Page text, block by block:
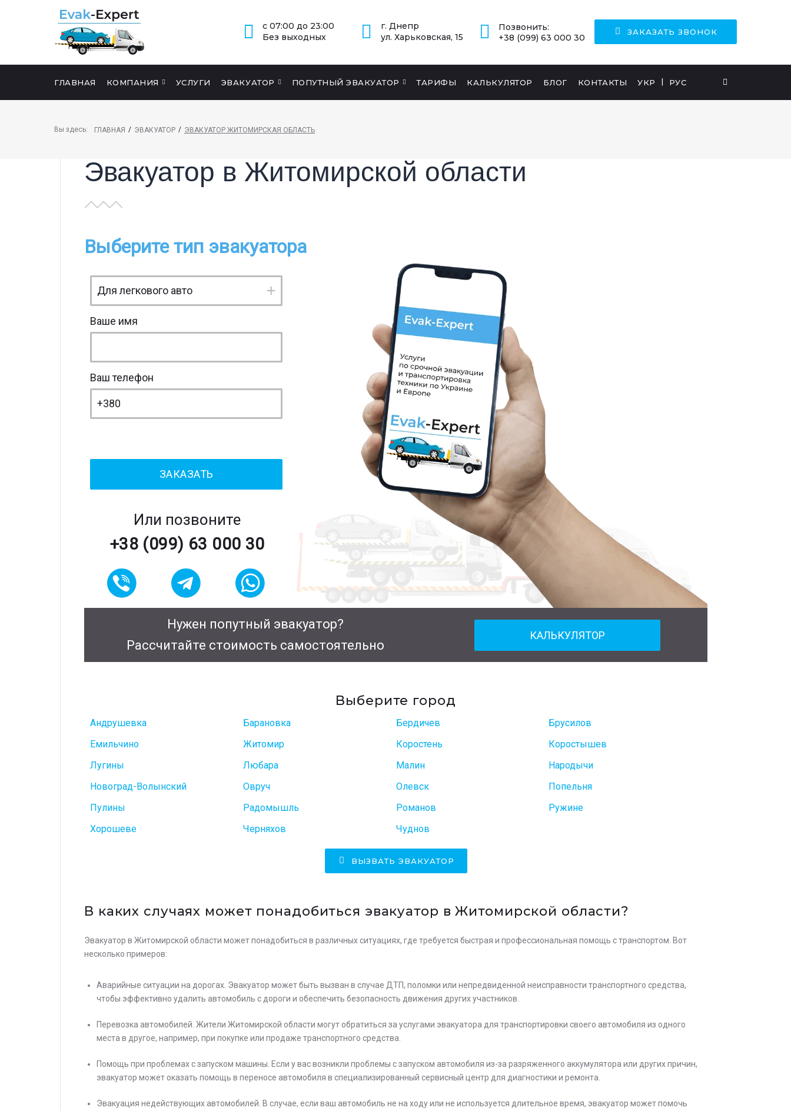
с 07:00 до 23:00
Без выходных
г. Днепр
ул. Харьковская, 15
Позвонить:
+38 (099) 63 000 30
ЗАКАЗАТЬ ЗВОНОК
ГЛАВНАЯ КОМПАНИЯ УСЛУГИ ЭВАКУАТОР ПОПУТНЫЙ ЭВАКУАТОР ТАРИФЫ КАЛЬКУЛЯТОР БЛОГ КОНТАКТЫ УКР РУС
Вы здесь: ГЛАВНАЯ / ЭВАКУАТОР / ЭВАКУАТОР ЖИТОМИРСКАЯ ОБЛАСТЬ
Эвакуатор в Житомирской области
Выберите тип эвакуатора
Ваше имя
Ваш телефон
Или позвоните
+38 (099) 63 000 30
Нужен попутный эвакуатор?
Рассчитайте стоимость самостоятельно
КАЛЬКУЛЯТОР
Выберите город
Андрушевка Барановка Бердичев
Брусилов
Емильчино
Житомир Коростень
Коростышев
Лугины
Любара Малин
Народычи
Новоград-Волынский
Овруч Олевск
Попельня
Пулины
Радомышль Романов
Ружине
Хорошеве
Черняхов Чуднов
ВЫЗВАТЬ ЭВАКУАТОР
В каких случаях может понадобиться эвакуатор в Житомирской области?
Эвакуатор в Житомирской области может понадобиться в различных ситуациях, где требуется быстрая и профессиональная помощь с транспортом. Вот
несколько примеров:
Аварийные ситуации на дорогах. Эвакуатор может быть вызван в случае ДТП, поломки или непредвиденной неисправности транспортного средства,
чтобы эффективно удалить автомобиль с дороги и обеспечить безопасность движения других участников.
Перевозка автомобилей. Жители Житомирской области могут обратиться за услугами эвакуатора для транспортировки своего автомобиля из одного
места в другое, например, при покупке или продаже транспортного средства.
Помощь при проблемах с запуском машины. Если у вас возникли проблемы с запуском автомобиля из-за разряженного аккумулятора или других причин,
эвакуатор может оказать помощь в переносе автомобиля в специализированный сервисный центр для диагностики и ремонта.
Эвакуация недействующих автомобилей. В случае, если ваш автомобиль не на ходу или не используется длительное время, эвакуатор может помочь
ПОИСК НА САЙТЕ